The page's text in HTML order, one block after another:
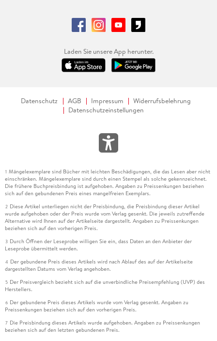
Laden Sie unsere App herunter.
Datenschutz AGB Impressum
Widerrufsbelehrung
Datenschutzeinstellungen
1 Mängelexemplare sind Bücher mit leichten Beschädigungen, die das Lesen aber nicht
einschränken. Mängelexemplare sind durch einen Stempel als solche gekennzeichnet.
Die frühere Buchpreisbindung ist aufgehoben. Angaben zu Preissenkungen beziehen
sich auf den gebundenen Preis eines mangelfreien Exemplars.
2 Diese Artikel unterliegen nicht der Preisbindung, die Preisbindung dieser Artikel
wurde aufgehoben oder der Preis wurde vom Verlag gesenkt. Die jeweils zutreffende
Alternative wird Ihnen auf der Artikelseite dargestellt. Angaben zu Preissenkungen
beziehen sich auf den vorherigen Preis.
3 Durch Öffnen der Leseprobe willigen Sie ein, dass Daten an den Anbieter der
Leseprobe übermittelt werden.
4 Der gebundene Preis dieses Artikels wird nach Ablauf des auf der Artikelseite
dargestellten Datums vom Verlag angehoben.
5 Der Preisvergleich bezieht sich auf die unverbindliche Preisempfehlung (UVP) des
Herstellers.
6 Der gebundene Preis dieses Artikels wurde vom Verlag gesenkt. Angaben zu
Preissenkungen beziehen sich auf den vorherigen Preis.
7 Die Preisbindung dieses Artikels wurde aufgehoben. Angaben zu Preissenkungen
beziehen sich auf den letzten gebundenen Preis.